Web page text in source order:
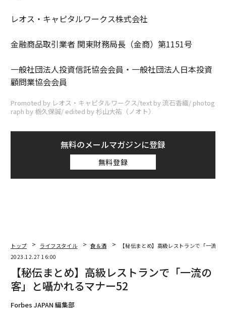
レオス・キャピタルワークス株式会社
金融商品取引業者 関東財務局長（金商）第1151号
一般社団法人投資信託協会会員・一般社団法人日本投資
顧問業協会会員
Promoted by レオス・キャピタルワークス/text by 流石香織/ photog
raph by 栃久保誠/ edited by 杉山大祐（ノオト）
無料のメールマガジンに登録
無料登録
トップ ライフスタイル 食＆酒
【秘伝まとめ】高級レストランで「一流の
2023.12.27 16:00
【秘伝まとめ】高級レストランで「一流の
客」と囁かれるマナー52
Forbes JAPAN 編集部